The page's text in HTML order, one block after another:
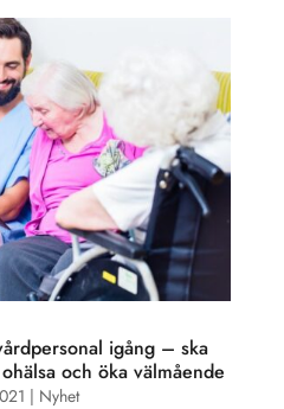
igång – ska
och öka välmående
| Nyhet